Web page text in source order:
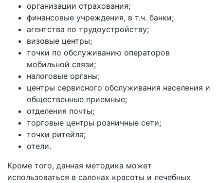
организации страхования;
финансовые учреждения, в т.ч. банки;
агентства по трудоустройству;
визовые центры;
точки по обслуживанию операторов
мобильной связи;
налоговые органы;
центры сервисного обслуживания населения и
общественные приемные;
отделения почты;
торговые центры розничные сети;
точки ритейла;
отели.
Кроме того, данная методика может
использоваться в салонах красоты и лечебных